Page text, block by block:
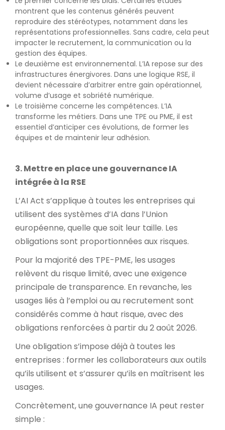
montrent que les contenus générés peuvent
reproduire des stéréotypes, notamment dans les
représentations professionnelles. Sans cadre, cela peut
impacter le recrutement, la communication ou la
gestion des équipes.
Le deuxième est environnemental. L’IA repose sur des
infrastructures énergivores. Dans une logique RSE, il
devient nécessaire d’arbitrer entre gain opérationnel,
volume d’usage et sobriété numérique.
Le troisième concerne les compétences. L’IA
transforme les métiers. Dans une TPE ou PME, il est
essentiel d’anticiper ces évolutions, de former les
équipes et de maintenir leur adhésion.
3. Mettre en place une gouvernance IA
intégrée à la RSE
L’AI Act s’applique à toutes les entreprises qui
utilisent des systèmes d’IA dans l’Union
européenne, quelle que soit leur taille. Les
obligations sont proportionnées aux risques.
Pour la majorité des TPE-PME, les usages
relèvent du risque limité, avec une exigence
principale de transparence. En revanche, les
usages liés à l’emploi ou au recrutement sont
considérés comme à haut risque, avec des
obligations renforcées à partir du 2 août 2026.
Une obligation s’impose déjà à toutes les
entreprises : former les collaborateurs aux outils
qu’ils utilisent et s’assurer qu’ils en maîtrisent les
usages.
Concrètement, une gouvernance IA peut rester
simple :